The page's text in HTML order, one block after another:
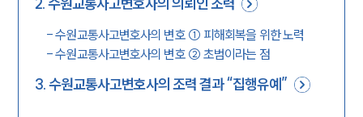
2.수원교통사고변호사의 의뢰인 조력
-수원교통사고변호사의 변호 ① 피해회복을 위한 노력
-수원교통사고변호사의 변호 ② 초범이라는 점
3.수원교통사고변호사의 조력 결과 “집행유예”